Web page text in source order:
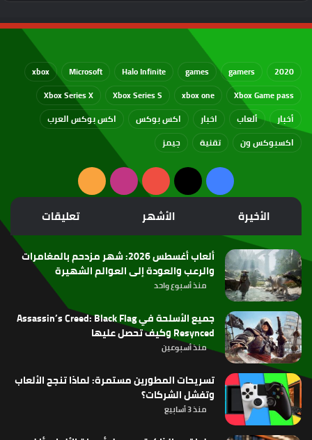
2020
gamers
games
Halo Infinite
Microsoft
xbox
Xbox Game pass
xbox one
Xbox Series S
Xbox Series X
أخبار
ألعاب اخبار اكس بوكس
اكس بوكس العرب
اكسبوكس ون
تقنية جيمز
فيسبوك
‫X
‫YouTubeانستقرامملخص
الموقع
RSS
الأخيرة الأشهر تعليقات
ألعاب أغسطس 2026: شهر مزدحم بالمغامرات
والرعب والعودة إلى العوالم الشهيرة
منذ أسبوع واحد
جميع الأسلحة في Assassin’s Creed: Black Flag
Resynced وكيف تحصل عليها
منذ أسبوعين
تسريحات المطورين مستمرة: لماذا تنجح الألعاب
وتفشل الشركات؟
منذ 3 أسابيع